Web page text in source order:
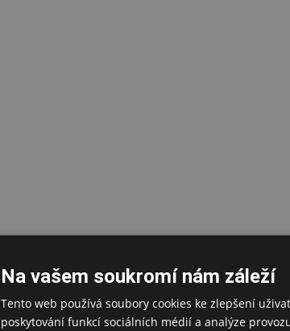
Na vašem soukromí nám záleží
Tento web používá soubory cookies ke zlepšení
poskytování funkcí sociálních médií a analýze